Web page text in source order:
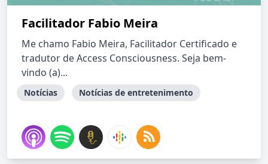
Facilitador Fabio Meira
Me chamo Fabio Meira, Facilitador Certificado e
tradutor de Access Consciousness. Seja bem-
vindo (a)...
Notícias Notícias de entretenimento